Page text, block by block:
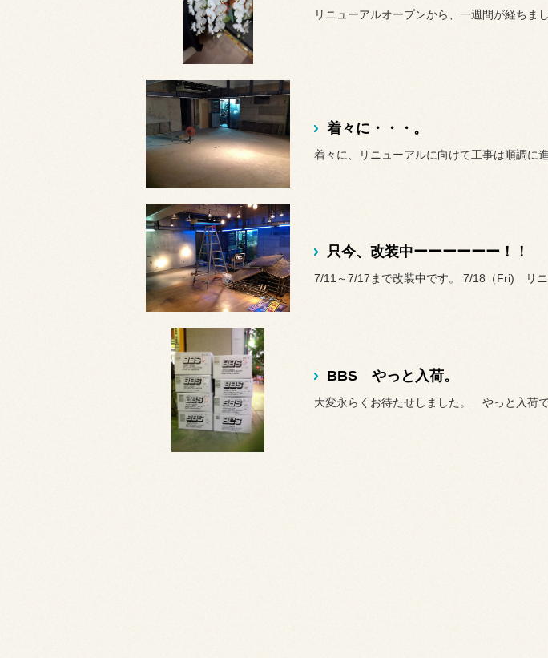
リニューアルオープンから、一週間が経ちまし
着々に・・・。
着々に、リニューアルに向けて工事は順調に
只今、改装中ーーーーーー！！
7/11～7/17まで改装中です。 7/18（Fri) リ
BBS やっと入荷。
大変永らくお待たせしました。 やっと入荷で